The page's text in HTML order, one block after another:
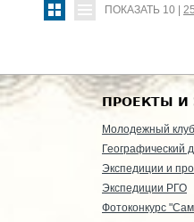
ПОКАЗАТЬ 10 |
ПРОЕКТЫ И
Молодежный клуб
Географический
Экспедиции и
Экспедиции РГО
Фотоконкурс